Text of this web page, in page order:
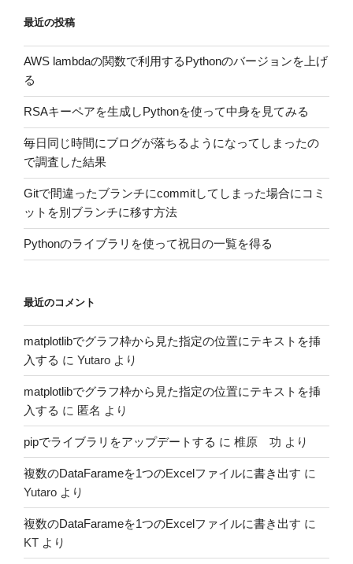
最近の投稿
AWS lambdaの関数で利用するPythonのバージョンを上げ
る
RSAキーペアを生成しPythonを使って中身を見てみる
毎日同じ時間にブログが落ちるようになってしまったの
で調査した結果
Gitで間違ったブランチにcommitしてしまった場合にコミ
ットを別ブランチに移す方法
Pythonのライブラリを使って祝日の一覧を得る
最近のコメント
matplotlibでグラフ枠から見た指定の位置にテキストを挿
入する に Yutaro より
matplotlibでグラフ枠から見た指定の位置にテキストを挿
入する に 匿名 より
pipでライブラリをアップデートする に 椎原 功 より
複数のDataFarameを1つのExcelファイルに書き出す に
Yutaro より
複数のDataFarameを1つのExcelファイルに書き出す に
KT より